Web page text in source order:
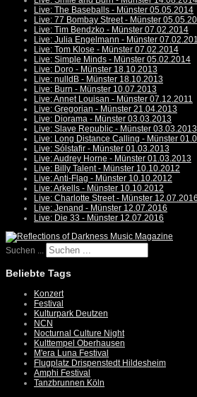
Live: The Baseballs - Münster 05.05.2014
Live: 77 Bombay Street - Münster
Live: Tim Bendzko - Münster 07.02.2014
Live: Julia Engelmann - Münster
Live: Tom Klose - Münster 07.02.2014
Live: Simple Minds - Münster 05.02.2014
Live: Doro - Münster 18.10.2013
Live: nulldB - Münster 18.10.2013
Live: Burn - Münster 10.07.2013
Live: Annet Louisan - Münster 07.12.2011
Live: Gregorian - Münster 21.04.2013
Live: Diorama - Münster 03.03.2013
Live: Slave Republic - Münster 03.03.2013
Live: Long Distance Calling - Münster
Live: Sólstafir - Münster 01.03.2013
Live: Audrey Horne - Münster 01.03.2013
Live: Billy Talent - Münster 10.10.2012
Live: Anti-Flag - Münster 10.10.2012
Live: Arkells - Münster 10.10.2012
Live: Charlotte Street - Münster 12.07.2016
Live: Jenand - Münster 12.07.2016
Live: Die 33 - Münster 12.07.2016
Suchen ...
Beliebte Tags
Konzert
Festival
Kulturpark Deutzen
NCN
Nocturnal Culture Night
Kulttempel Oberhausen
M'era Luna Festival
Flugplatz Drispenstedt Hildesheim
Amphi Festival
Tanzbrunnen Köln